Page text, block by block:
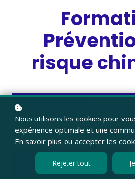
risque
DURÉE
1 jour / 7 h
TARIF
600 € HT
Nous utilisons les cookies pour
expérience optimale et une
En savoir plus ou accepter les
Rejeter tout